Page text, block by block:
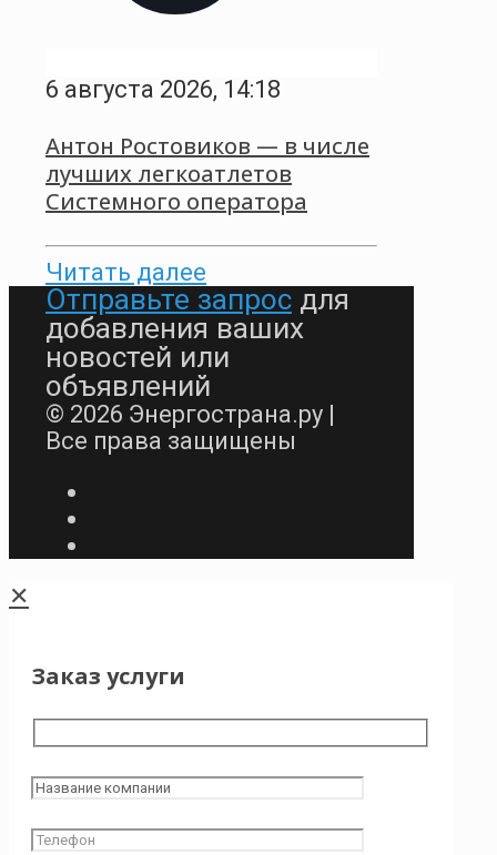
6 августа 2026, 14:18
Антон Ростовиков — в числе
лучших легкоатлетов
Системного оператора
Читать далее
Отправьте запрос для
добавления ваших
новостей или
объявлений
© 2026 Энергострана.ру |
Все права защищены
✕
Заказ услуги